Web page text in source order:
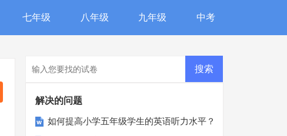
七年级 八年级 九年级 中考
解决的问题
如何提高小学五年级学生的英语听力水平？这些技巧让你的